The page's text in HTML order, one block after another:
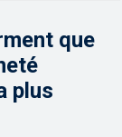
que
plus